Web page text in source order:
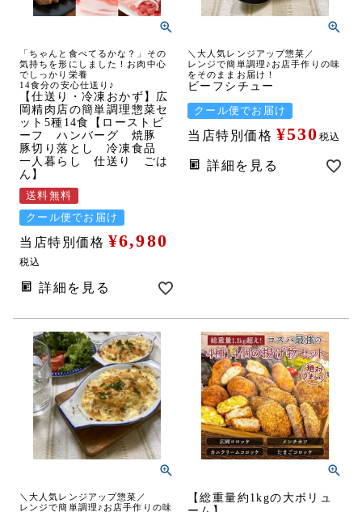
「ちゃんと食べてるかな？」その
気持ちを形にしました！お肉中心
でしっかり栄養
14食分の安心仕送り♪
【仕送り・冷凍おかず】広
岡精肉店の簡単調理惣菜セ
ット5種14食【ローストビ
ーフ ハンバーグ 焼豚
豚切り落とし 冷凍食品
一人暮らし 仕送り ごは
ん】
送料無料
クール便でお届け
当店特別価格 ¥6,980
税込
詳細を見る
＼大人気レンジアップ惣菜／
レンジで簡単調理♪お店手作りの味
をそのままお届け！
ビーフシチュー
クール便でお届け
当店特別価格 ¥530 税込
詳細を見る
＼大人気レンジアップ惣菜／
レンジで簡単調理♪お店手作りの味
【総重量約1kgの大ボリュ